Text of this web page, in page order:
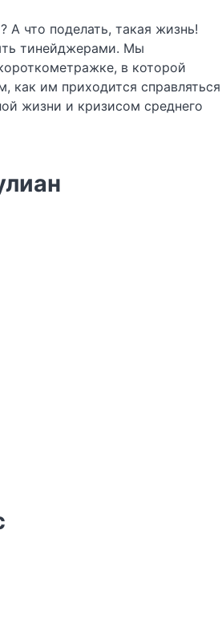
А что поделать, такая жизнь!
тинейджерами. Мы
в которой
как им приходится справляться
жизни и кризисом среднего